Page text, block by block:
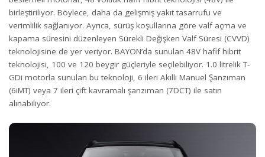
birleştiriliyor. Böylece, daha da gelişmiş yakıt tasarrufu ve
verimlilik sağlanıyor. Ayrıca, sürüş koşullarına göre valf açma ve
kapama süresini düzenleyen Sürekli Değişken Valf Süresi (CVVD)
teknolojisine de yer veriyor. BAYON’da sunulan 48V hafif hibrit
teknolojisi, 100 ve 120 beygir güçleriyle seçilebiliyor. 1.0 litrelik T-
GDi motorla sunulan bu teknoloji, 6 ileri Akıllı Manuel Şanzıman
(6iMT) veya 7 ileri çift kavramalı şanzıman (7DCT) ile satın
alınabiliyor.